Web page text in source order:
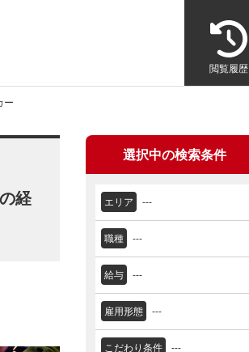
閲覧履歴
ー
選択中の検索条件
エリア ---
職種 ---
給与 ---
雇用形態 ---
こだわり条件 ---
経